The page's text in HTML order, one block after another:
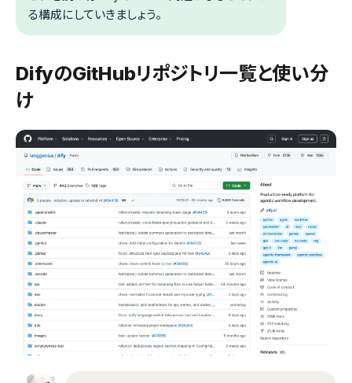
る構成にしていきましょう。
DifyのGitHubリポジトリ一覧と使い分
け